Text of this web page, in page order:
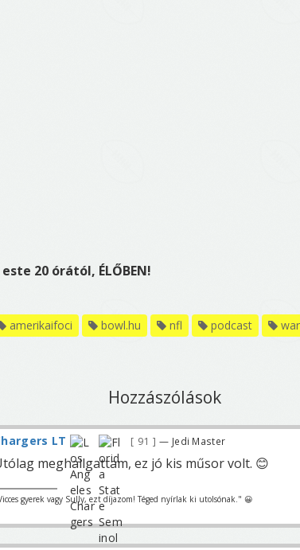
20 órától, ÉLŐBEN!
amerikaifoci bowl.hu nfl podcast
Hozzászólások
LT 91 — Jedi Master
meghallgattam, ez jó kis műsor volt. 😊
gyerek vagy Sully, ezt díjazom! Téged nyírlak ki utolsónak." 😀